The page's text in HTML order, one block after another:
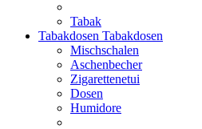
Tabak
Tabakdosen Tabakdosen
Mischschalen
Aschenbecher
Zigarettenetui
Dosen
Humidore